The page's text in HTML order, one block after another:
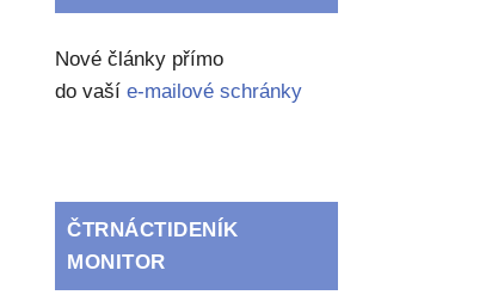
Nové články přímo
do vašíe-mailové schránky
ČTRNÁCTIDENÍK
MONITOR